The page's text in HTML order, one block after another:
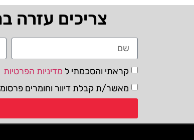
צריכים עזרה
קראתי והסכמתי ל מדיניות הפרטיות
מאשר/ת קבלת דיוור וחומרים